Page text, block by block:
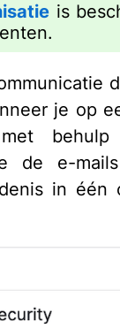
is
je op
de e-
in één